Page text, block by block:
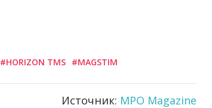
#HORIZON TMS #MAGSTIM
Источник: MPO Magazine